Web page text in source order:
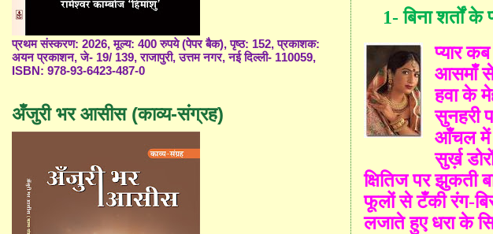
1- बिना शर्तों के
प्यार
आसमाँ से
हवा के
सुनहरी
आँचल में
सुर्ख़
क्षितिज पर झुकती
फूलों से टँकी रंग-
लजाते हुए धरा के
प्रथम संस्करण: 2026, मूल्य: 400 रुपये (पेपर बैक), पृष्ठ: 152, प्रकाशक:
अयन प्रकाशन, जे- 19/ 139, राजापुरी, उत्तम नगर, नई दिल्ली- 110059,
ISBN: 978-93-6423-487-0
अँजुरी भर आसीस (काव्य-संग्रह)